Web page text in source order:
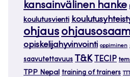
kansainvälinen hanke
koulutusvienti
ohjaus
opiskelijahyvinvointi oppiminen
saavutettavuus T&K TECIP
TPP Nepal training of trainers